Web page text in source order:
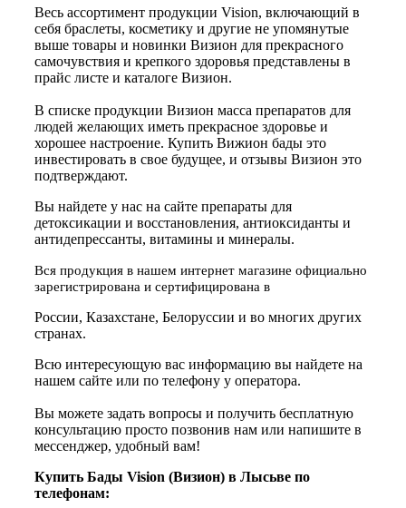
Весь ассортимент продукции Vision, включающий в
себя браслеты, косметику и другие не упомянутые
выше товары и новинки Визион для прекрасного
самочувствия и крепкого здоровья представлены в
прайс листе и каталоге Визион.
В списке продукции Визион масса препаратов для
людей желающих иметь прекрасное здоровье и
хорошее настроение. Купить Вижион бады это
инвестировать в свое будущее, и отзывы Визион это
подтверждают.
Вы найдете у нас на сайте препараты для
детоксикации и восстановления, антиоксиданты и
антидепрессанты, витамины и минералы.
Вся продукция в нашем интернет магазине официально
зарегистрирована и сертифицирована в
России, Казахстане, Белоруссии и во многих других
странах.
Всю интересующую вас информацию вы найдете на
нашем сайте или по телефону у оператора.
Вы можете задать вопросы и получить бесплатную
консультацию просто позвонив нам или напишите в
мессенджер, удобный вам!
Купить Бады Vision (Визион) в Лысьве по
телефонам: